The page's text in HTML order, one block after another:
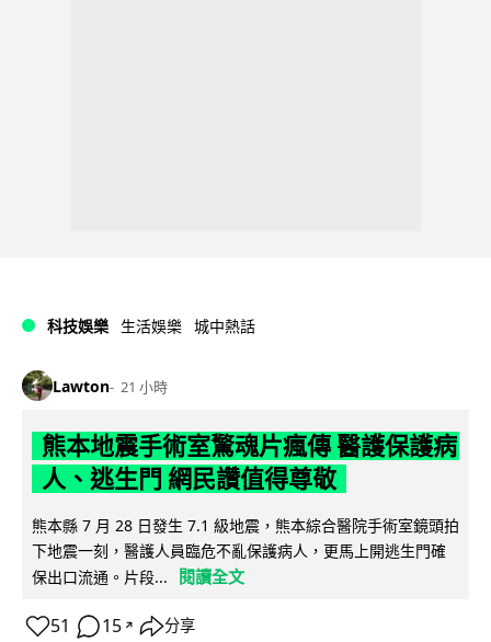
科技娛樂 生活娛樂 城中熱話
Lawton 21 小時
熊本地震手術室驚魂片瘋傳 醫護保護病
人、逃生門 網民讚值得尊敬
熊本縣 7 月 28 日發生 7.1 級地震，熊本綜合醫院手術室鏡頭拍
下地震一刻，醫護人員臨危不亂保護病人，更馬上開逃生門確
保出口流通。片段...
閱讀全文
51 15 ↗ 分享